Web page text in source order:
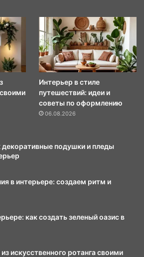
Интерьер в стиле
путешествий: идеи и
советы по оформлению
06.08.2026
декоративные подушки и пледы
в интерьере: создаем ритм и
как создать зеленый оазис в
искусственного ротанга своими